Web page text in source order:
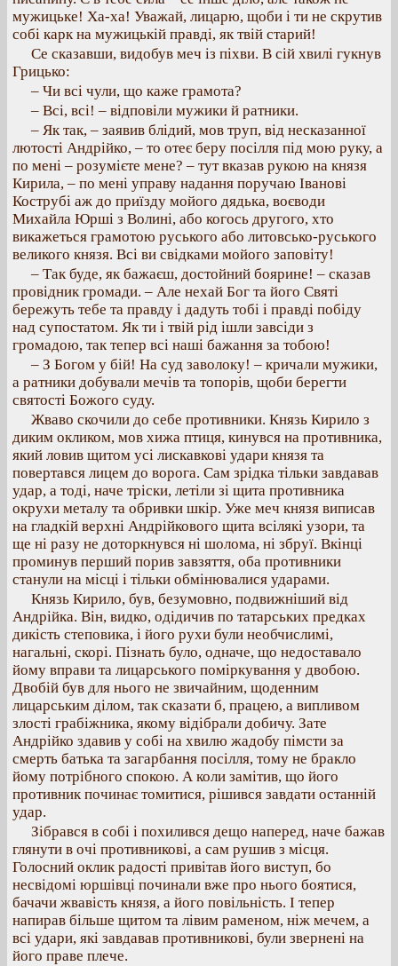
мужицьке! Ха-ха! Уважай, лицарю, щоби і ти не скрутив
собі карк на мужицькій правді, як твій старий!
Се сказавши, видобув меч із піхви. В сій хвилі гукнув
Грицько:
– Чи всі чули, що каже грамота?
– Всі, всі! – відповіли мужики й ратники.
– Як так, – заявив блідий, мов труп, від несказанної
лютості Андрійко, – то отеє беру посілля під мою руку, а
по мені – розумієте мене? – тут вказав рукою на князя
Кирила, – по мені управу надання поручаю Іванові
Кострубі аж до приїзду мойого дядька, воєводи
Михайла Юрші з Волині, або когось другого, хто
викажеться грамотою руського або литовсько-руського
великого князя. Всі ви свідками мойого заповіту!
– Так буде, як бажаєш, достойний боярине! – сказав
провідник громади. – Але нехай Бог та його Святі
бережуть тебе та правду і дадуть тобі і правді побіду
над супостатом. Як ти і твій рід ішли завсіди з
громадою, так тепер всі наші бажання за тобою!
– З Богом у бій! На суд заволоку! – кричали мужики,
а ратники добували мечів та топорів, щоби берегти
святості Божого суду.
Жваво скочили до себе противники. Князь Кирило з
диким окликом, мов хижа птиця, кинувся на противника,
який ловив щитом усі лискавкові удари князя та
повертався лицем до ворога. Сам зрідка тільки завдавав
удар, а тоді, наче тріски, летіли зі щита противника
окрухи металу та обривки шкір. Уже меч князя виписав
на гладкій верхні Андрійкового щита всілякі узори, та
ще ні разу не доторкнувся ні шолома, ні збруї. Вкінці
проминув перший порив завзяття, оба противники
станули на місці і тільки обмінювалися ударами.
Князь Кирило, був, безумовно, подвижніший від
Андрійка. Він, видко, одідичив по татарських предках
дикість степовика, і його рухи були необчислимі,
нагальні, скорі. Пізнать було, одначе, що недоставало
йому вправи та лицарського поміркування у двобою.
Двобій був для нього не звичайним, щоденним
лицарським ділом, так сказати б, працею, а випливом
злості грабіжника, якому відібрали добичу. Зате
Андрійко здавив у собі на хвилю жадобу пімсти за
смерть батька та загарбання посілля, тому не бракло
йому потрібного спокою. А коли замітив, що його
противник починає томитися, рішився завдати останній
удар.
Зібрався в собі і похилився дещо наперед, наче бажав
глянути в очі противникові, а сам рушив з місця.
Голосний оклик радості привітав його виступ, бо
несвідомі юршівці починали вже про нього боятися,
бачачи жвавість князя, а його повільність. І тепер
напирав більше щитом та лівим раменом, ніж мечем, а
всі удари, які завдавав противникові, були звернені на
його праве плече.